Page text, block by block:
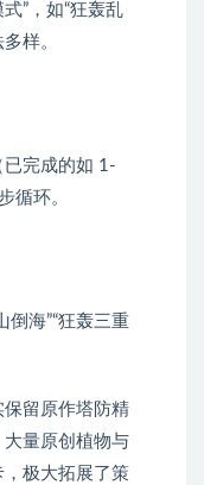
”，如“狂轰乱
样。
已完成的如 1-
循环。
倒海”“狂轰三重
保留原作塔防精
量原创植物与
极大拓展了策